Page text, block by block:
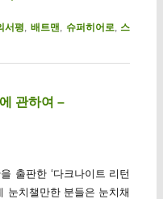
서평 배트맨 슈퍼히어로
스
관하여 –
출판한 ‘다크나이트 리턴
눈치챌만한 분들은 눈치채